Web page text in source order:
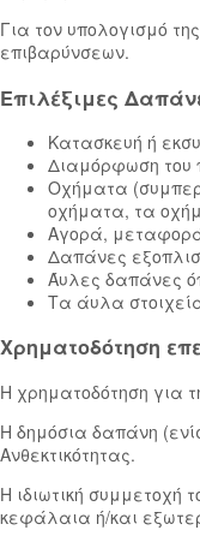
Για τον υπολογισμό
επιβαρύνσεων.
Επιλέξιμες
Κατασκευή ή
Διαμόρφωση του
Οχήματα
οχήματα, τα
Αγορά, μεταφορά
Δαπάνες
Άυλες δαπάνες
Τα άυλα
Χρηματοδότηση
Η χρηματοδότηση για
Η δημόσια δαπάνη
Ανθεκτικότητας.
Η ιδιωτική συμμετοχή
κεφάλαια ή/και